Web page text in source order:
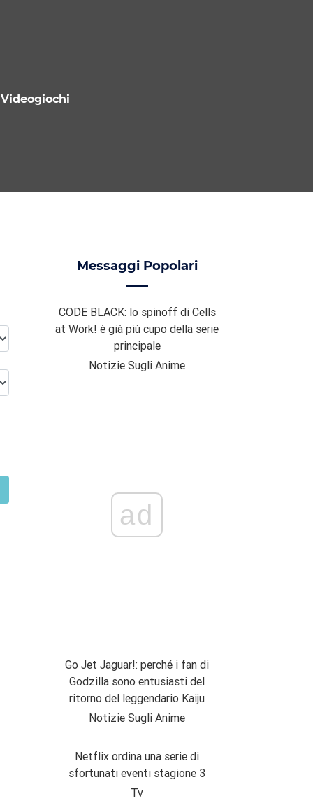
Videogiochi
Messaggi Popolari
CODE BLACK: lo spinoff di Cells
at Work! è già più cupo della serie
principale
Notizie Sugli Anime
ad
Go Jet Jaguar!: perché i fan di
Godzilla sono entusiasti del
ritorno del leggendario Kaiju
Notizie Sugli Anime
Netflix ordina una serie di
sfortunati eventi stagione 3
Tv